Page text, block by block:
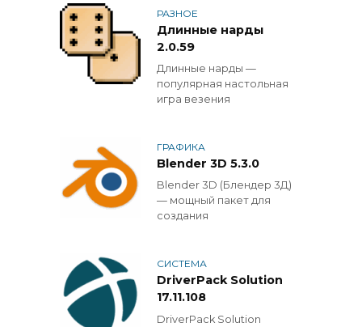
РАЗНОЕ
Длинные нарды
2.0.59
Длинные нарды —
популярная настольная
игра везения
ГРАФИКА
Blender 3D 5.3.0
Blender 3D (Блендер 3Д)
— мощный пакет для
создания
СИСТЕМА
DriverPack Solution
17.11.108
DriverPack Solution